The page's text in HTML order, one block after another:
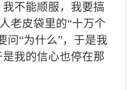
不能顺服，我要搞
老皮袋里的“十万个
问“为什么”，于是我
我的信心也停在那